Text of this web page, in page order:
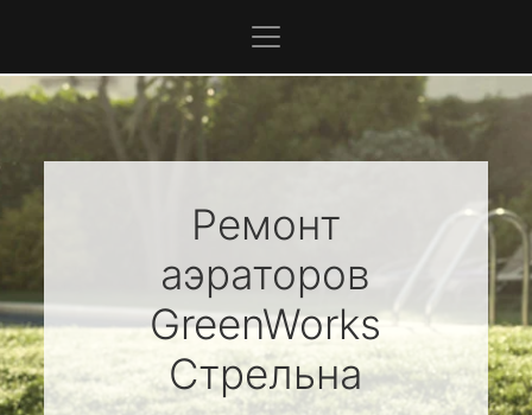
Ремонт
аэраторов
GreenWorks
Стрельна